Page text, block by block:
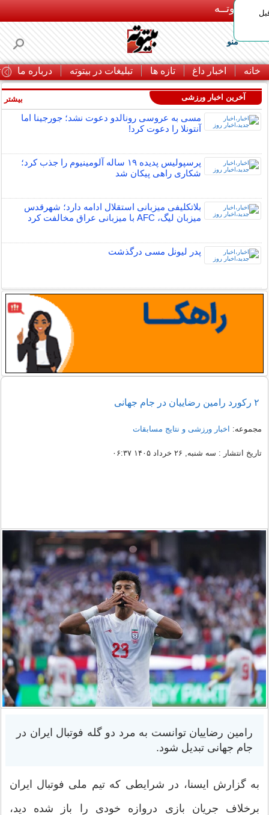
بـیتوتــه
منو
خانه اخبار داغ تازه ها تبلیغات در بیتوته درباره ما
آخرین اخبار ورزشی
مسی به عروسی رونالدو دعوت نشد؛ جورجینا اما
آنتونلا را دعوت کرد!
پرسپولیس پدیده ۱۹ ساله آلومینیوم را جذب کرد؛
شکاری راهی پیکان شد
بلاتکلیفی میزبانی استقلال ادامه دارد؛ شهرقدس
میزبان لیگ، AFC با میزبانی عراق مخالفت کرد
پدر لیونل مسی درگذشت
بیشتر
۲ رکورد رامین رضاییان در جام جهانی
مجموعه: اخبار ورزشی و نتایج مسابقات
تاریخ انتشار : سه شنبه, ۲۶ خرداد ۱۴۰۵ ۰۶:۳۷
رامین رضاییان توانست به مرد دو گله فوتبال ایران در
جام جهانی تبدیل شود.
به گزارش ایسنا، در شرایطی که تیم ملی فوتبال ایران
برخلاف جریان بازی دروازه خودی را باز شده دید،